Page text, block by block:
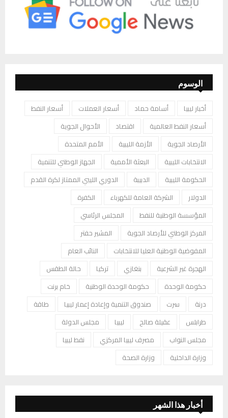
الوسوم
أخبار ليبيا أسامة حماد أسعار العملات
أسعار النفط
أسعار النفط العالمية
اقتصاد
الأحوال الجوية
الأرصاد الجوية
الأزمة الليبية
الأمم المتحدة
الانتخابات الليبية
البعثة الأممية
الجهاز الوطني للتنمية
الحكومة الليبية
الدبيبة
الدوري الليبي الممتاز لكرة القدم
الدولار
الشركة العامة للكهرباء
الكفرة
المؤسسة الوطنية للنفط
المجلس الرئاسي
المركز الوطني للأرصاد الجوية
المشير حفتر
المفوضية الوطنية العليا للانتخابات
النائب العام
الهجرة غير الشرعية
بنغازي تركيا
حالة الطقس
حكومة الوحدة
حكومة الوحدة الوطنية
خام برنت
درنة
سرت صندوق التنمية وإعادة إعمار ليبيا
طاقة
طرابلس
عقيلة صالح ليبيا
مجلس الدولة
مجلس النواب
مصرف ليبيا المركزي
نفط ليبيا
وزارة الداخلية
وزارة الصحة
أخبار هذا الشهر